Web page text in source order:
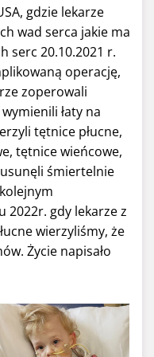
gdzie lekarze
wad serca jakie ma
serc 20.10.2021 r.
operację,
zoperowali
łaty na
tętnice płucne,
tętnice wieńcowe,
śmiertelnie
2022r. gdy lekarze z
wierzyliśmy, że
Życie napisało